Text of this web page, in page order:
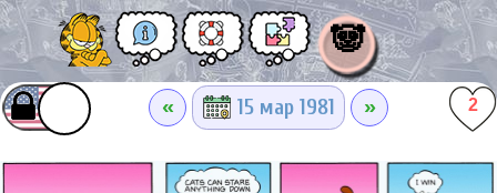
🐼
« 15 мар 1981 » 2